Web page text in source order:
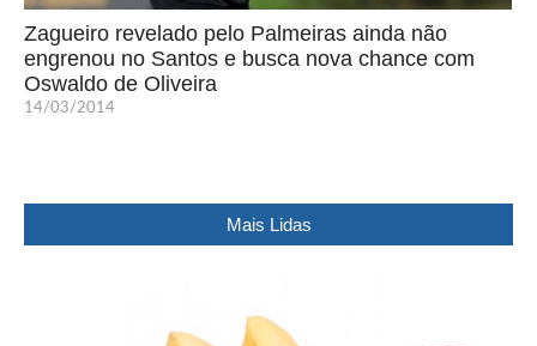
Zagueiro revelado pelo Palmeiras ainda não
engrenou no Santos e busca nova chance com
Oswaldo de Oliveira
14/03/2014
Mais Lidas